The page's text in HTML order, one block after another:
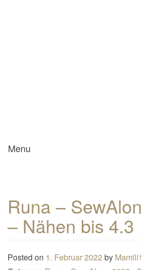
Mamili1910
Menu
Runa –
– Nähen bis 4.3
Posted on 1. Februar 2022 by